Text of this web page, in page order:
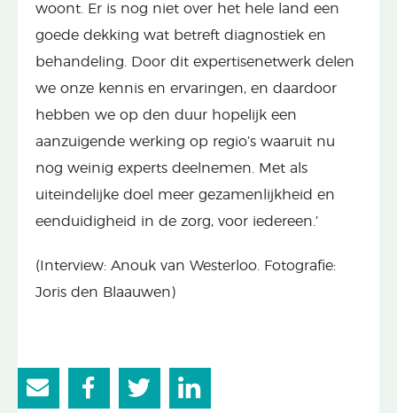
woont. Er is nog niet over het hele land een
goede dekking wat betreft diagnostiek en
behandeling. Door dit expertisenetwerk delen
we onze kennis en ervaringen, en daardoor
hebben we op den duur hopelijk een
aanzuigende werking op regio’s waaruit nu
nog weinig experts deelnemen. Met als
uiteindelijke doel meer gezamenlijkheid en
eenduidigheid in de zorg, voor iedereen.’
(Interview: Anouk van Westerloo. Fotografie:
Joris den Blaauwen)